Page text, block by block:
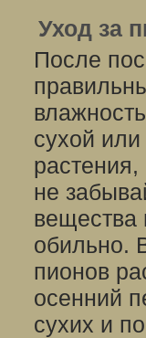
Уход за
После
сухой
не
вещества
обильно.
пионов
осенний
сухих и